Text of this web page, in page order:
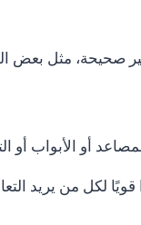
صحيحة، مثل بعض
أو الأبواب أو
لكل من يريد